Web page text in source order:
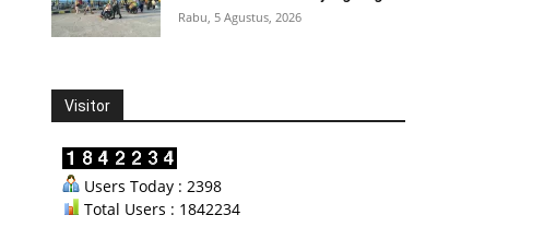
Rabu, 5 Agustus, 2026
Visitor
Users Today : 2398
Total Users : 1842234